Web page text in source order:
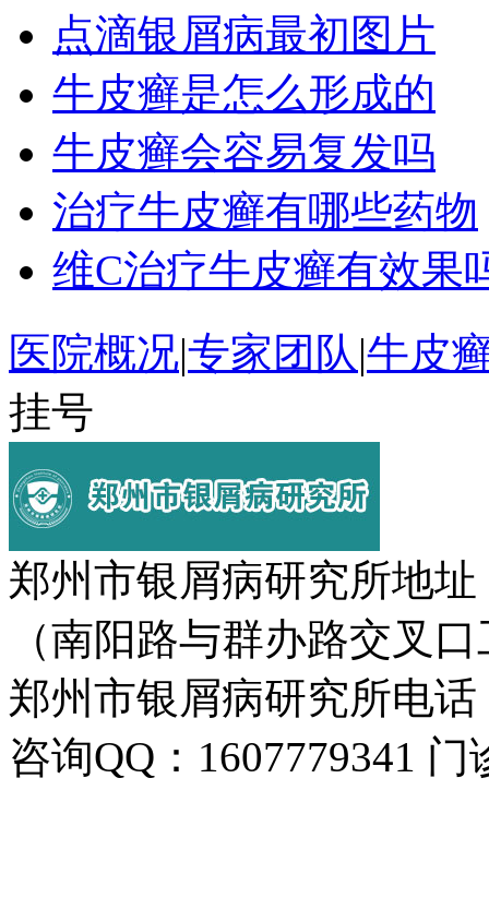
点滴银屑病最初图片
牛皮癣是怎么形成的
牛皮癣会容易复发吗
治疗牛皮癣有哪些药物
维C治疗牛皮癣有效果
医院概况|专家团队|牛皮
挂号
郑州市银屑病研究所地
（南阳路与群办路交叉
郑州市银屑病研究所电话
咨询QQ：1607779341